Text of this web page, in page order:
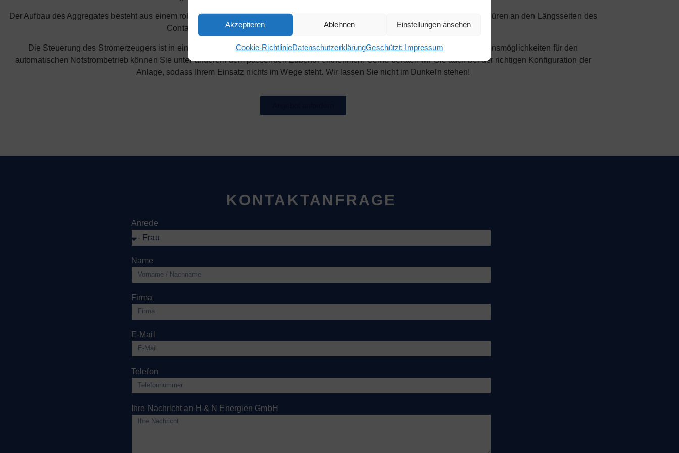
Akzeptieren Ablehnen Einstellungen ansehen
Cookie-RichtlinieDatenschutzerklärungGeschützt: Impressum
Der Aufbau des Aggregates besteht aus einem robusten Container mit einer geschlossenen Auffangwanne. Mehrere, abschließbare Türen an den Längsseiten des
Containers gewährleisten eine leichte Zugänglichkeit für Wartung / Service.
Die Steuerung des Stromerzeugers ist in einem Aggregateschaltschrank eingebaut und ausgelegt für den manuellen Start. Optionsmöglichkeiten für den
automatischen Notstrombetrieb können Sie unter anderem dem passenden Zubehör entnehmen. Gerne beraten wir Sie auch bei der richtigen Konfiguration der
Anlage, sodass Ihrem Einsatz nichts im Wege steht. Wir lassen Sie nicht im Dunkeln stehen!
KONTAKTANFRAGE
Anrede
Name
Firma
E-Mail
Telefon
Ihre Nachricht an H & N Energien GmbH